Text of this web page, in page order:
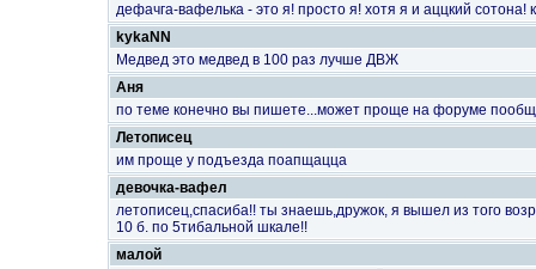
дефачга-вафелька - это я! просто я! хотя я и аццкий сотона!
kykaNN
Медвед это медвед в 100 раз лучше ДВЖ
Аня
по теме конечно вы пишете...может проще на форуме
Летописец
им проще у подъезда поапщацца
девочка-вафел
летописец,спасиба!! ты знаешь,дружок, я вышел из того
10 б. по 5тибальной шкале!!
малой